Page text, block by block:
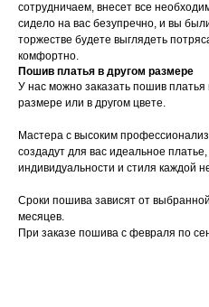
сотрудничаем, внесет все
сидело на вас безупречно, и вы
торжестве будете выглядеть
комфортно.
Пошив платья в другом размере
У нас можно заказать пошив платья
размере или в другом цвете.
Мастера с высоким
создадут для вас идеальное
индивидуальности и стиля каждой
Сроки пошива зависят от
месяцев.
При заказе пошива с февраля по